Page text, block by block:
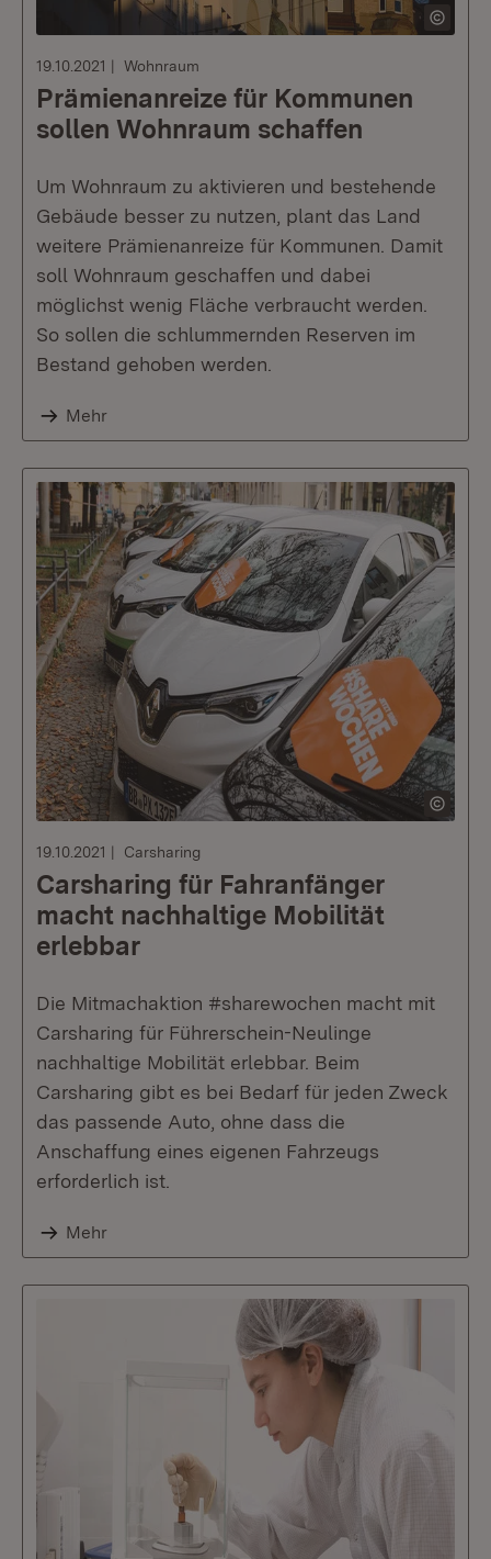
19.10.2021 Wohnraum
Prämienanreize für Kommunen
sollen Wohnraum schaffen
Um Wohnraum zu aktivieren und bestehende
Gebäude besser zu nutzen, plant das Land
weitere Prämienanreize für Kommunen. Damit
soll Wohnraum geschaffen und dabei
möglichst wenig Fläche verbraucht werden.
So sollen die schlummernden Reserven im
Bestand gehoben werden.
Mehr
19.10.2021 Carsharing
Carsharing für Fahranfänger
macht nachhaltige Mobilität
erlebbar
Die Mitmachaktion #sharewochen macht mit
Carsharing für Führerschein-Neulinge
nachhaltige Mobilität erlebbar. Beim
Carsharing gibt es bei Bedarf für jeden Zweck
das passende Auto, ohne dass die
Anschaffung eines eigenen Fahrzeugs
erforderlich ist.
Mehr